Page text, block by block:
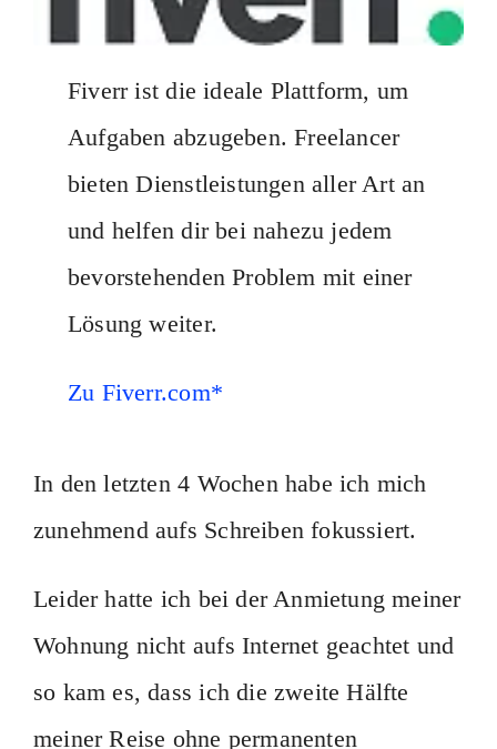
Fiverr ist die ideale Plattform, um
Aufgaben abzugeben. Freelancer
bieten Dienstleistungen aller Art an
und helfen dir bei nahezu jedem
bevorstehenden Problem mit einer
Lösung weiter.
Zu Fiverr.com*
In den letzten 4 Wochen habe ich mich
zunehmend aufs Schreiben fokussiert.
Leider hatte ich bei der Anmietung meiner
Wohnung nicht aufs Internet geachtet und
so kam es, dass ich die zweite Hälfte
meiner Reise ohne permanenten